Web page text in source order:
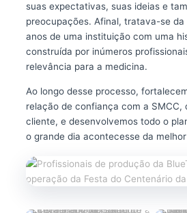
suas expectativas, suas ideias e
preocupações. Afinal, tratava-se da
anos de uma instituição com uma
construída por inúmeros
relevância para a medicina.
Ao longo desse processo,
relação de confiança com a SMCC,
cliente, e desenvolvemos todo o
o grande dia acontecesse da